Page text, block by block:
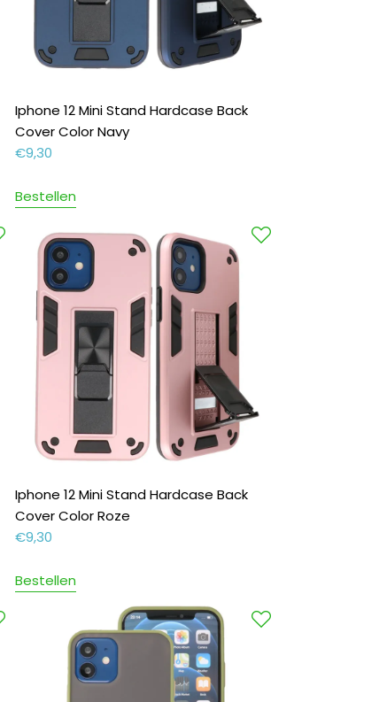
Iphone 12 Mini Stand Hardcase Back
Cover Color Navy
€9,30
Bestellen
Iphone 12 Mini Stand Hardcase Back
Cover Color Roze
€9,30
Bestellen